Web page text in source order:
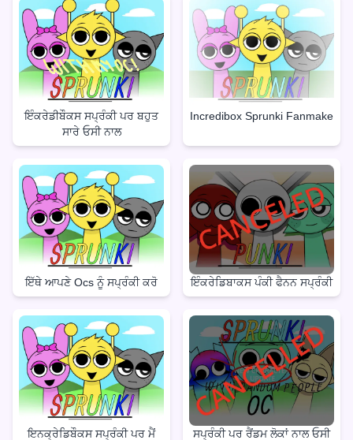
ਇੰਕਰੇਡੀਬੌਕਸ ਸਪ੍ਰੰਕੀ ਪਰ ਬਹੁਤ
ਸਾਰੇ ਓਸੀ ਨਾਲ
Incredibox Sprunki Fanmake
ਇੱਥੇ ਆਪਣੇ Ocs ਨੂੰ ਸਪ੍ਰੰਕੀ ਕਰੋ ਇੰਕਰੇਡਿਬਾਕਸ ਪੰਕੀ ਫੈਨਨ ਸਪ੍ਰੰਕੀ
ਇਨਕ੍ਰੇਡਿਬੌਕਸ ਸਪ੍ਰੰਕੀ ਪਰ ਮੈਂ
ਸਪ੍ਰੰਕੀ ਪਰ ਰੈਂਡਮ ਲੋਕਾਂ ਨਾਲ ਓਸੀ